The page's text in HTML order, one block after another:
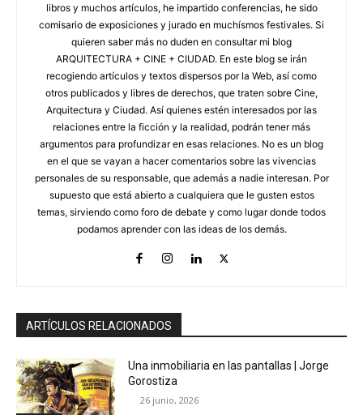
libros y muchos artículos, he impartido conferencias, he sido
comisario de exposiciones y jurado en muchísmos festivales. Si
quieren saber más no duden en consultar mi blog
ARQUITECTURA + CINE + CIUDAD. En este blog se irán
recogiendo artículos y textos dispersos por la Web, así como
otros publicados y libres de derechos, que traten sobre Cine,
Arquitectura y Ciudad. Así quienes estén interesados por las
relaciones entre la ficción y la realidad, podrán tener más
argumentos para profundizar en esas relaciones. No es un blog
en el que se vayan a hacer comentarios sobre las vivencias
personales de su responsable, que además a nadie interesan. Por
supuesto que está abierto a cualquiera que le gusten estos
temas, sirviendo como foro de debate y como lugar donde todos
podamos aprender con las ideas de los demás.
ARTÍCULOS RELACIONADOS
Una inmobiliaria en las pantallas | Jorge
Gorostiza
26 junio, 2026